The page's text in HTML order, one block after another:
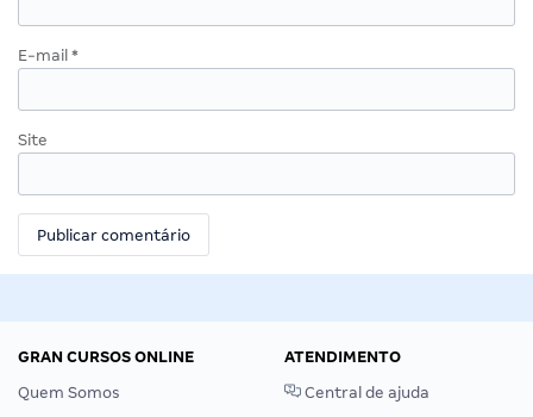
E-mail *
Site
GRAN CURSOS ONLINE
Quem Somos
ATENDIMENTO
Central de ajuda